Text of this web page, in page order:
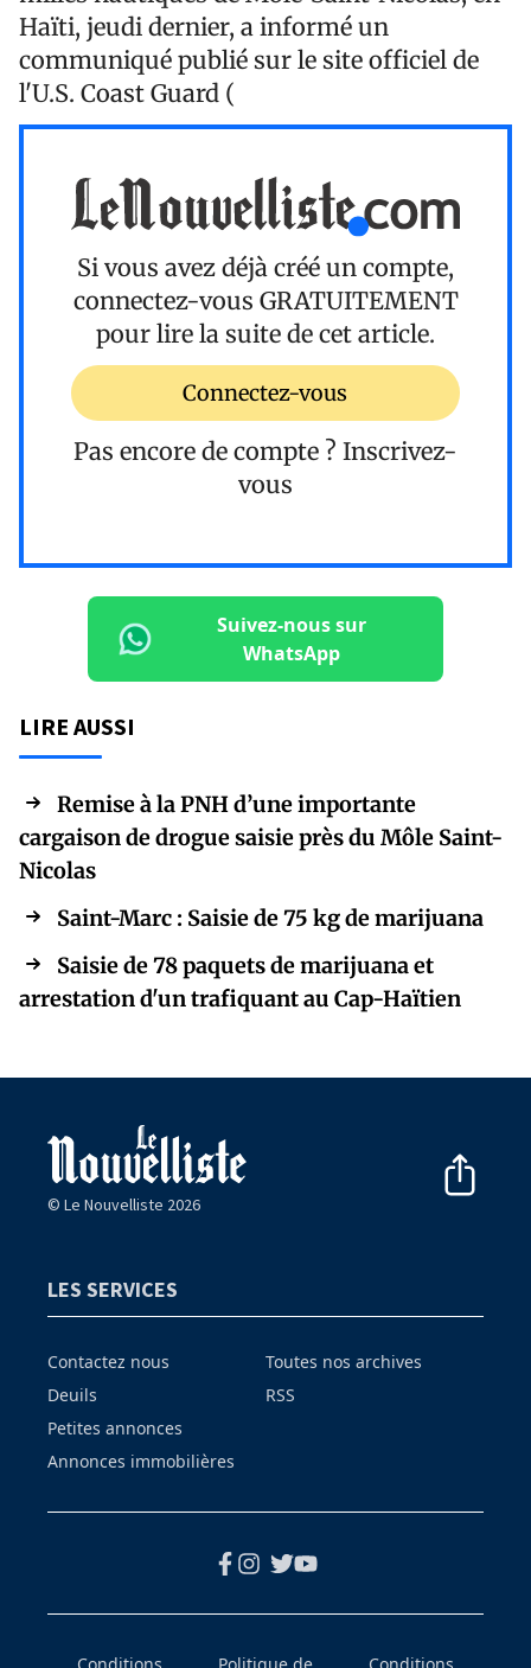
Haïti, jeudi dernier, a informé un
communiqué publié sur le site officiel de
l'U.S. Coast Guard (
Si vous avez déjà créé un compte,
connectez-vous GRATUITEMENT
pour lire la suite de cet article.
Connectez-vous
Pas encore de compte ? Inscrivez-
vous
Suivez-nous sur
WhatsApp
LIRE AUSSI
Remise à la PNH d’une importante
cargaison de drogue saisie près du Môle Saint-
Nicolas
Saint-Marc : Saisie de 75 kg de marijuana
Saisie de 78 paquets de marijuana et
arrestation d'un trafiquant au Cap-Haïtien
© Le Nouvelliste 2026
LES SERVICES
Contactez nous
Deuils
Petites annonces
Annonces immobilières
Toutes nos archives
RSS